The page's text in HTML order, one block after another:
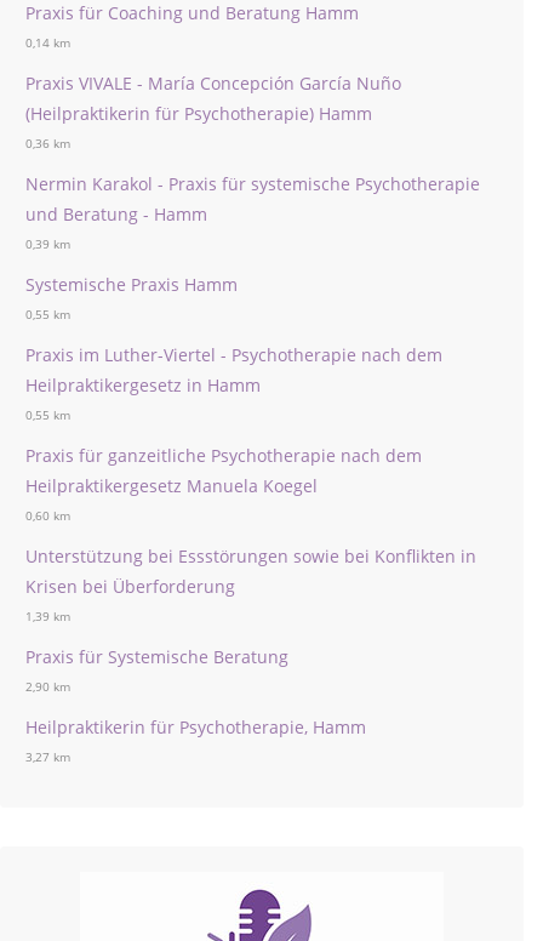
Praxis für Coaching und Beratung Hamm
0,14 km
Praxis VIVALE - María Concepción García Nuño
(Heilpraktikerin für Psychotherapie) Hamm
0,36 km
Nermin Karakol - Praxis für systemische Psychotherapie
und Beratung - Hamm
0,39 km
Systemische Praxis Hamm
0,55 km
Praxis im Luther-Viertel - Psychotherapie nach dem
Heilpraktikergesetz in Hamm
0,55 km
Praxis für ganzeitliche Psychotherapie nach dem
Heilpraktikergesetz Manuela Koegel
0,60 km
Unterstützung bei Essstörungen sowie bei Konflikten in
Krisen bei Überforderung
1,39 km
Praxis für Systemische Beratung
2,90 km
Heilpraktikerin für Psychotherapie, Hamm
3,27 km